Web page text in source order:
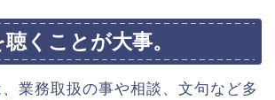
くことが大事。
業務取扱の事や相談、文句など多